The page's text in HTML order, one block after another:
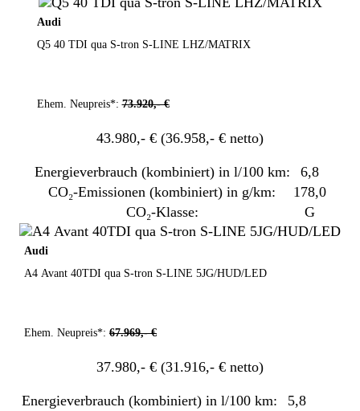
Audi
Q5 40 TDI qua S-tron S-LINE LHZ/MATRIX
Ehem. Neupreis*:73.920,- €
43.980,- € (36.958,- € netto)
Energieverbrauch (kombiniert) in l/100 km:
6,8
CO₂-Emissionen (kombiniert) in g/km:
178,0
CO₂-Klasse:
G
Audi
A4 Avant 40TDI qua S-tron S-LINE 5JG/HUD/LED
Ehem. Neupreis*: 67.969,- €
37.980,- € (31.916,- € netto)
Energieverbrauch (kombiniert) in l/100 km:
5,8